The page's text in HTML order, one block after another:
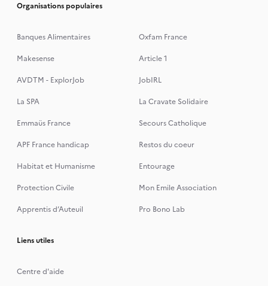
Organisations populaires
Banques Alimentaires
Oxfam France
Makesense
Article 1
AVDTM - ExplorJob
JobIRL
La SPA
La Cravate Solidaire
Emmaüs France
Secours Catholique
APF France handicap
Restos du coeur
Habitat et Humanisme
Entourage
Protection Civile
Mon Emile Association
Apprentis d’Auteuil
Pro Bono Lab
Liens utiles
Centre d'aide